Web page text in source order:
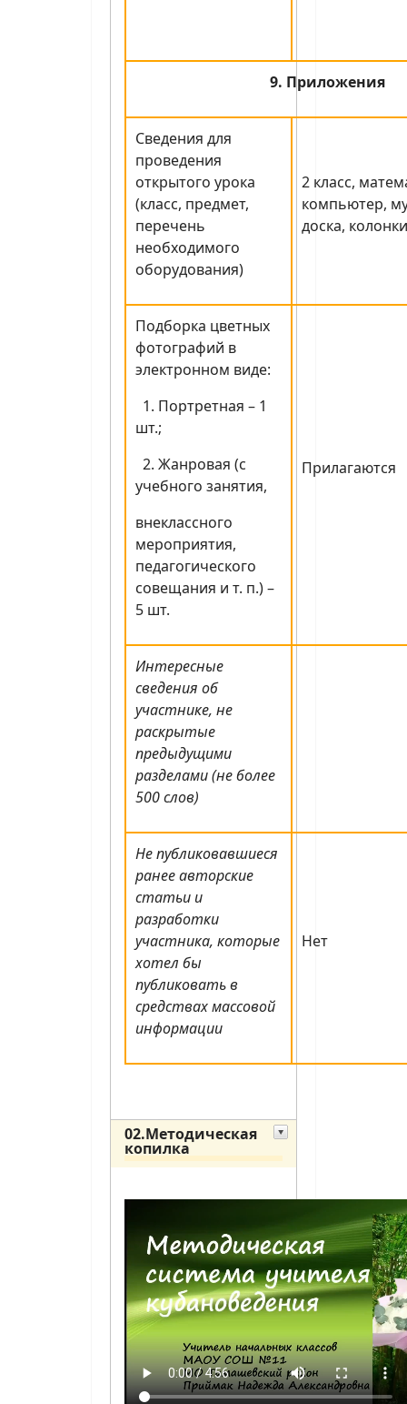
9. Приложения
Сведения для
проведения
открытого урока
(класс, предмет,
перечень
необходимого
оборудования)
2 класс,
компьютер,
доска,
Подборка цветных
фотографий в
электронном виде:
1. Портретная – 1
шт.;
2. Жанровая (с
учебного занятия,
внеклассного
мероприятия,
педагогического
совещания и т. п.) –
5 шт.
Прилагаются
Интересные
сведения об
участнике, не
раскрытые
предыдущими
разделами (не более
500 слов)
Не публиковавшиеся
ранее авторские
статьи и
разработки
участника, которые
хотел бы
публиковать в
средствах массовой
информации
Нет
02.Методическая
копилка